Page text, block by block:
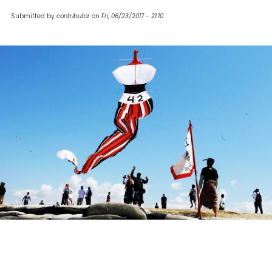
Submitted by contributor on Fri, 06/23/2017 - 21:10